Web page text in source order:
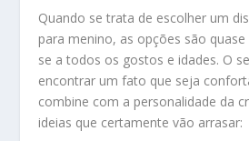
Quando se trata de escolher um
para menino, as opções são
se a todos os gostos e idades. O
encontrar um fato que seja
combine com a personalidade da
ideias que certamente vão arrasar: